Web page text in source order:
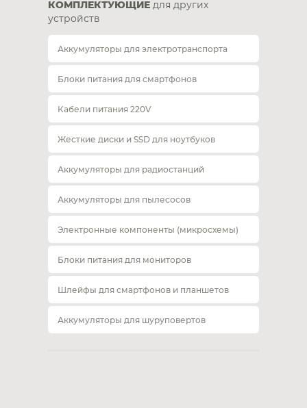
КОМПЛЕКТУЮЩИЕ для других
устройств
Аккумуляторы для электротранспорта
Блоки питания для смартфонов
Кабели питания 220V
Жесткие диски и SSD для ноутбуков
Аккумуляторы для радиостанций
Аккумуляторы для пылесосов
Электронные компоненты (микросхемы)
Блоки питания для мониторов
Шлейфы для смартфонов и планшетов
Аккумуляторы для шуруповертов